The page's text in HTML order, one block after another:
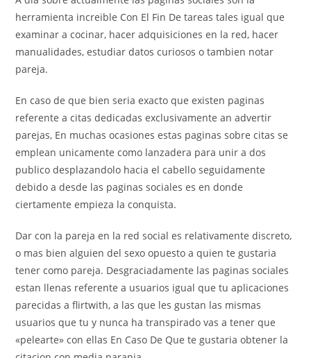
herramienta increible Con El Fin De tareas tales igual que
examinar a cocinar, hacer adquisiciones en la red, hacer
manualidades, estudiar datos curiosos o tambien notar
pareja.
En caso de que bien seria exacto que existen paginas
referente a citas dedicadas exclusivamente an advertir
parejas, En muchas ocasiones estas paginas sobre citas se
emplean unicamente como lanzadera para unir a dos
publico desplazandolo hacia el cabello seguidamente
debido a desde las paginas sociales es en donde
ciertamente empieza la conquista.
Dar con la pareja en la red social es relativamente discreto,
o mas bien alguien del sexo opuesto a quien te gustaria
tener como pareja. Desgraciadamente las paginas sociales
estan llenas referente a usuarios igual que tu aplicaciones
parecidas a flirtwith, a las que les gustan las mismas
usuarios que tu y nunca ha transpirado vas a tener que
«pelearte» con ellas En Caso De Que te gustaria obtener la